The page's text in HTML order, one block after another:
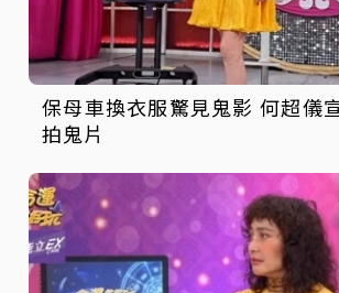
保母車換衣服驚見鬼影 何超儀宣布再也不接
拍鬼片